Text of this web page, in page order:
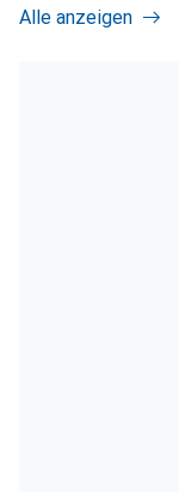
Alle anzeigen